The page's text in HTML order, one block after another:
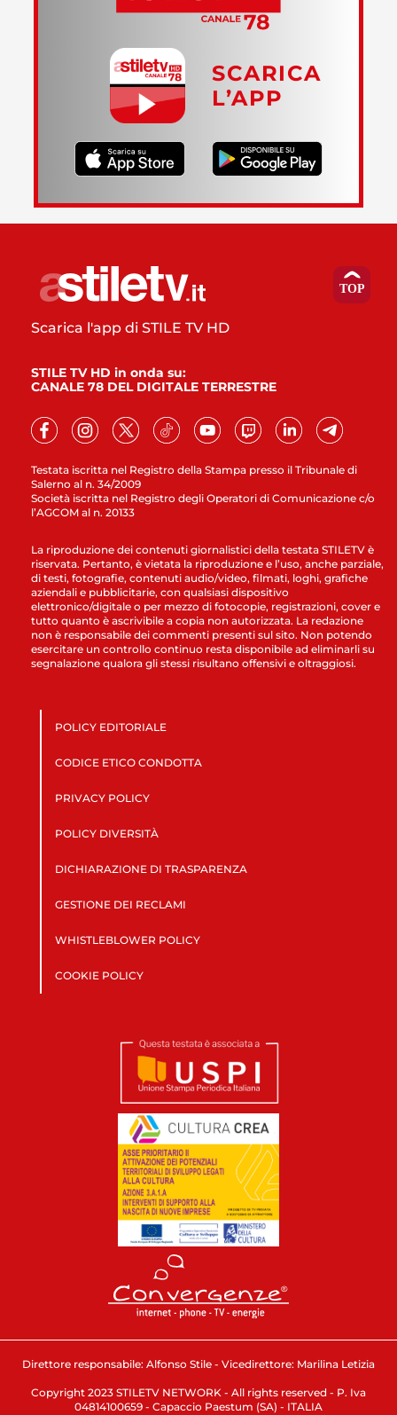
SCARICA
L’APP
Testata iscritta nel Registro della Stampa presso il Tribunale di
Salerno al n. 34/2009
Società iscritta nel Registro degli Operatori di Comunicazione c/o
l’AGCOM al n. 20133
Scarica l'app di STILE TV HD
STILE TV HD in onda su:
CANALE 78 DEL DIGITALE TERRESTRE
La riproduzione dei contenuti giornalistici della testata STILETV è
riservata. Pertanto, è vietata la riproduzione e l’uso, anche parziale,
di testi, fotografie, contenuti audio/video, filmati, loghi, grafiche
aziendali e pubblicitarie, con qualsiasi dispositivo
elettronico/digitale o per mezzo di fotocopie, registrazioni, cover e
tutto quanto è ascrivibile a copia non autorizzata. La redazione
non è responsabile dei commenti presenti sul sito. Non potendo
esercitare un controllo continuo resta disponibile ad eliminarli su
segnalazione qualora gli stessi risultano offensivi e oltraggiosi.
POLICY EDITORIALE
CODICE ETICO CONDOTTA
PRIVACY POLICY
POLICY DIVERSITÀ
DICHIARAZIONE DI TRASPARENZA
GESTIONE DEI RECLAMI
WHISTLEBLOWER POLICY
COOKIE POLICY
Direttore responsabile: Alfonso Stile - Vicedirettore: Marilina Letizia
Copyright 2023 STILETV NETWORK - All rights reserved - P. Iva
04814100659 - Capaccio Paestum (SA) - ITALIA